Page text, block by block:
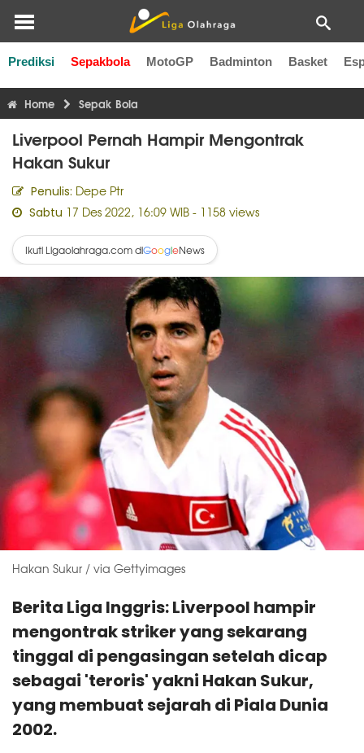
Prediksi Sepakbola MotoGP Badminton Basket
Liga Inggris Liga Italia Liga Spanyol Liga Perancis
Home Sepak Bola
Liverpool Pernah Hampir Mengontrak
Hakan Sukur
Penulis: Depe Ptr
Sabtu 17 Des 2022, 16:09 WIB - 1158 views
Ikuti Ligaolahraga.com diGoogleNews
Hakan Sukur / via Gettyimages
Berita Liga Inggris: Liverpool hampir
mengontrak striker yang sekarang
tinggal di pengasingan setelah dicap
sebagai 'teroris' yakni Hakan Sukur,
yang membuat sejarah di Piala Dunia
2002.